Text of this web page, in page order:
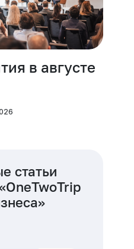
в августе
статьи